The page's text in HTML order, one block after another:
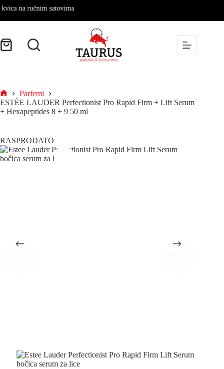
na ručnim satovima
Parfemi
ESTÉE LAUDER Perfectionist Pro Rapid Firm + Lift Serum
+ Hexapeptides 8 + 9 50 ml
RASPRODATO